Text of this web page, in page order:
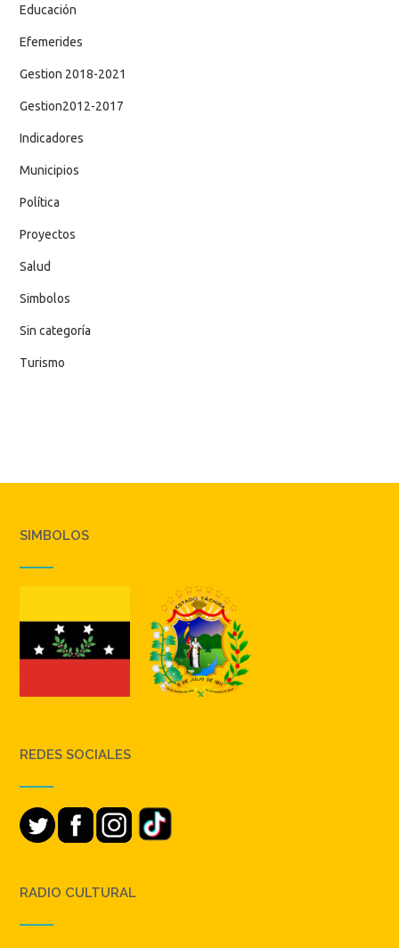
Educación
Efemerides
Gestion 2018-2021
Gestion2012-2017
Indicadores
Municipios
Política
Proyectos
Salud
Simbolos
Sin categoría
Turismo
SIMBOLOS
REDES SOCIALES
RADIO CULTURAL